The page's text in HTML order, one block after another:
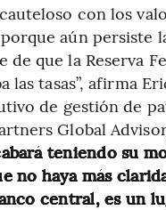
con los
aún persiste
que la Reserva
las tasas”, afirma
de gestión de
Global
teniendo su
no haya más
central, es un